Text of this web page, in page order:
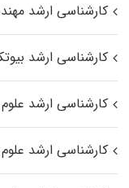
کارشناسی ارشد
کارشناسی ارشد
کارشناسی ارشد
کارشناسی ارشد